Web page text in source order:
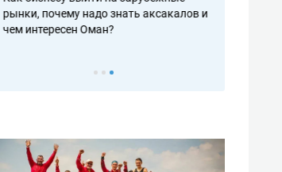
рынки, почему надо знать аксакалов и
чем интересен Оман?